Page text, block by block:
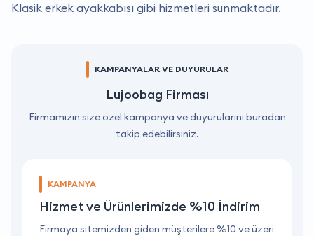
Klasik erkek ayakkabısı gibi hizmetleri sunmaktadır.
KAMPANYALAR VE DUYURULAR
Lujoobag Firması
Firmamızın size özel kampanya ve duyurularını buradan
takip edebilirsiniz.
KAMPANYA
Hizmet ve Ürünlerimizde %10 İndirim
Firmaya sitemizden giden müşterilere %10 ve üzeri